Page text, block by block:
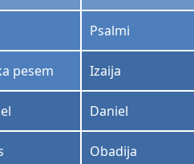
Psalmi
pesem Izaija
Daniel
Obadija